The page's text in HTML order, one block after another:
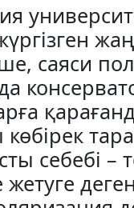
саяси
себебі –
жетуге